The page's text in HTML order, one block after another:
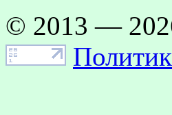
© 2013 —